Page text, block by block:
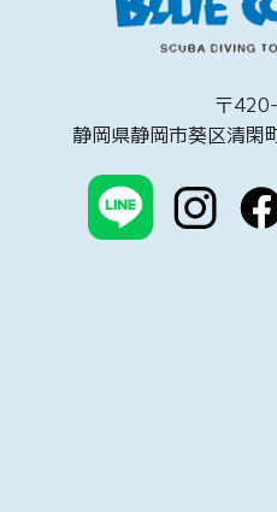
〒
静岡県静岡市葵区清